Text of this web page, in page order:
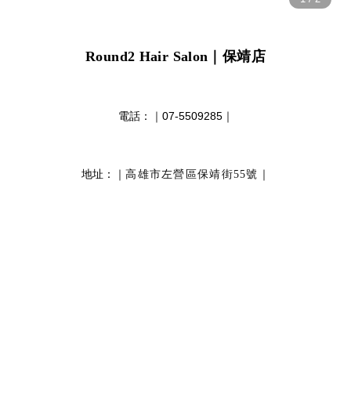
Round2 Hair Salon ｜保靖店
電話：｜ 07-5509285｜
地址：｜高雄市左營區保靖街55號 ｜